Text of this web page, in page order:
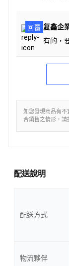
回覆 复鑫企
有的，
如您發現商品有不
合銷售之情形，請
配送說明
配送方式
物流夥伴